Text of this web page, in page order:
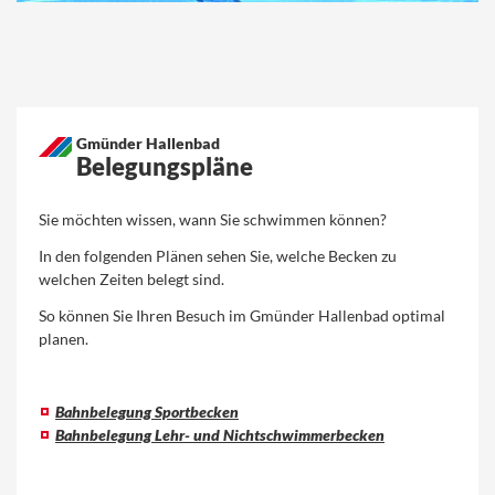
Gmünder Hallenbad
Belegungspläne
Sie möchten wissen, wann Sie schwimmen können?
In den folgenden Plänen sehen Sie, welche Becken zu
welchen Zeiten belegt sind.
So können Sie Ihren Besuch im Gmünder Hallenbad optimal
planen.
Bahnbelegung Sportbecken
Bahnbelegung Lehr- und Nichtschwimmerbecken